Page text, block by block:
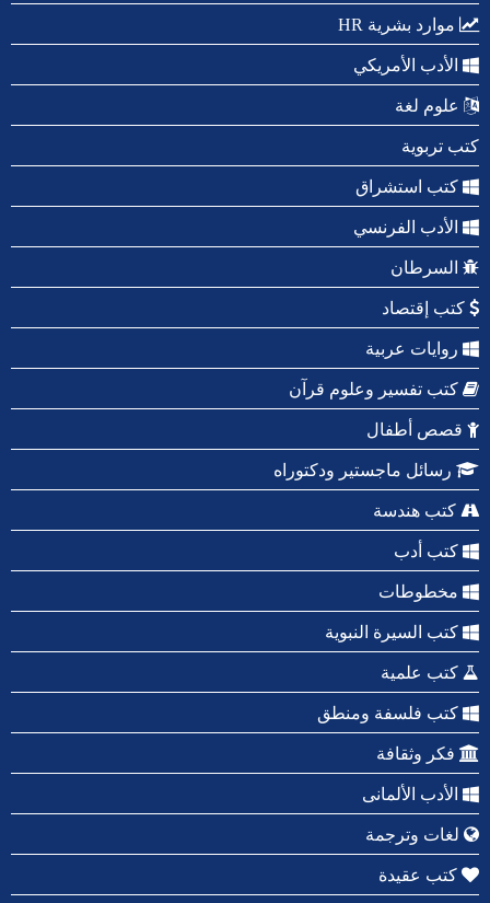
موارد بشرية HR
الأدب الأمريكي
علوم لغة
كتب تربوية
كتب استشراق
الأدب الفرنسي
السرطان
كتب إقتصاد
روايات عربية
كتب تفسير وعلوم قرآن
قصص أطفال
رسائل ماجستير ودكتوراه
كتب هندسة
كتب أدب
مخطوطات
كتب السيرة النبوية
كتب علمية
كتب فلسفة ومنطق
فكر وثقافة
الأدب الألمانى
لغات وترجمة
كتب عقيدة